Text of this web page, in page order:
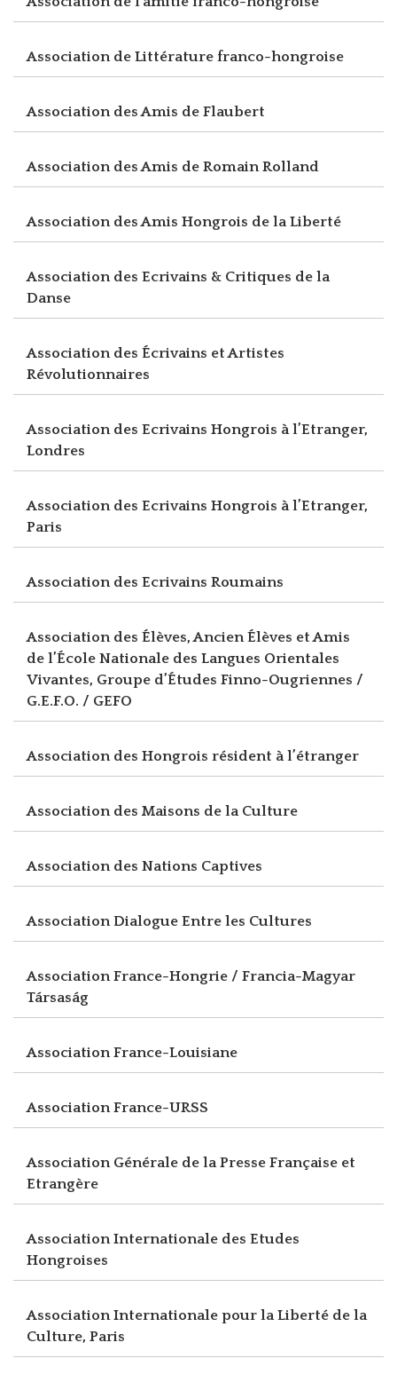
Association de Littérature franco-hongroise
Association des Amis de Flaubert
Association des Amis de Romain Rolland
Association des Amis Hongrois de la Liberté
Association des Ecrivains & Critiques de la
Danse
Association des Écrivains et Artistes
Révolutionnaires
Association des Ecrivains Hongrois à l’Etranger,
Londres
Association des Ecrivains Hongrois à l’Etranger,
Paris
Association des Ecrivains Roumains
Association des Élèves, Ancien Élèves et Amis
de l’École Nationale des Langues Orientales
Vivantes, Groupe d’Études Finno-Ougriennes /
G.E.F.O. / GEFO
Association des Hongrois résident à l’étranger
Association des Maisons de la Culture
Association des Nations Captives
Association Dialogue Entre les Cultures
Association France-Hongrie / Francia-Magyar
Társaság
Association France-Louisiane
Association France-URSS
Association Générale de la Presse Française et
Etrangère
Association Internationale des Etudes
Hongroises
Association Internationale pour la Liberté de la
Culture, Paris